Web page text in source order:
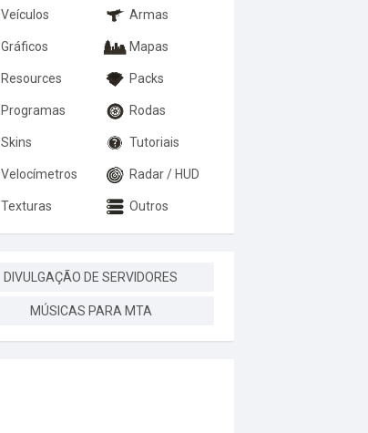
Veículos Armas
Gráficos Mapas
Resources Packs
Programas Rodas
Skins Tutoriais
Velocímetros Radar / HUD
Texturas Outros
DIVULGAÇÃO DE SERVIDORES
MÚSICAS PARA MTA